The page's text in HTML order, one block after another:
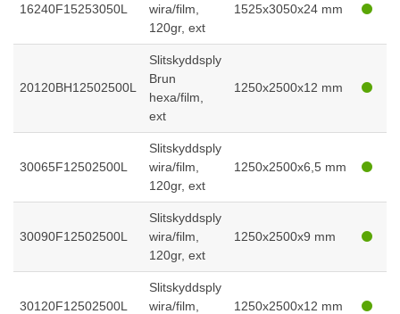
16240F15253050L
wira/film,
120gr, ext
1525x3050x24 mm
20120BH12502500L
Slitskyddsply
Brun
hexa/film,
ext
1250x2500x12 mm
30065F12502500L
Slitskyddsply
wira/film,
120gr, ext
1250x2500x6,5 mm
30090F12502500L
Slitskyddsply
wira/film,
120gr, ext
1250x2500x9 mm
30120F12502500L
Slitskyddsply
wira/film,
1250x2500x12 mm